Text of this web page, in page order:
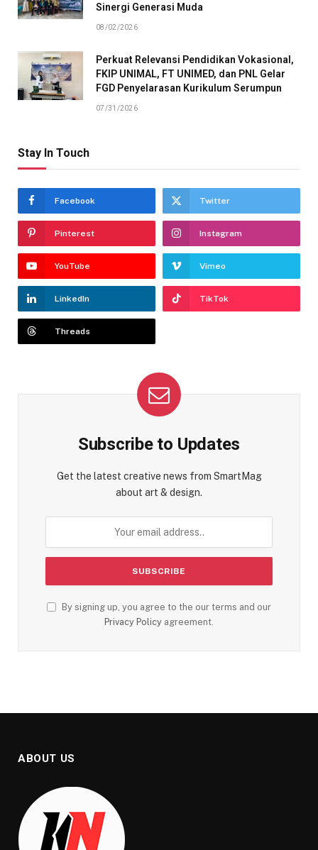
Sinergi Generasi Muda
08/02/2026
Perkuat Relevansi Pendidikan Vokasional,
FKIP UNIMAL, FT UNIMED, dan PNL Gelar
FGD Penyelarasan Kurikulum Serumpun
07/31/2026
Stay In Touch
Facebook Twitter
Pinterest Instagram
YouTube Vimeo
LinkedIn TikTok
Threads
Subscribe to Updates
Get the latest creative news from SmartMag
about art & design.
By signing up, you agree to the our terms and our
Privacy Policy agreement.
ABOUT US